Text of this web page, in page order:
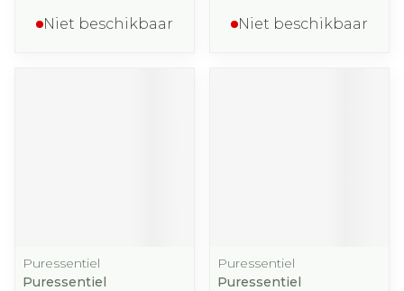
Niet beschikbaar Niet beschikbaar
Puressentiel
Puressentiel
Puressentiel
Puressentiel